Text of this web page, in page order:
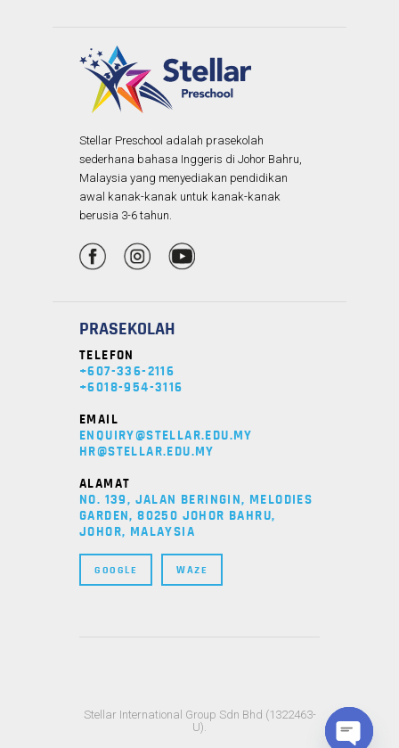
Stellar Preschool adalah prasekolah
sederhana bahasa Inggeris di Johor Bahru,
Malaysia yang menyediakan pendidikan
awal kanak-kanak untuk kanak-kanak
berusia 3-6 tahun.
PRASEKOLAH
TELEFON
+607-336-2116
+6018-954-3116
EMAIL
ENQUIRY@STELLAR.EDU.MY
HR@STELLAR.EDU.MY
ALAMAT
NO. 139, JALAN BERINGIN, MELODIES
GARDEN, 80250 JOHOR BAHRU,
JOHOR, MALAYSIA
GOOGLE WAZE
Stellar International Group Sdn Bhd (1322463-
U).